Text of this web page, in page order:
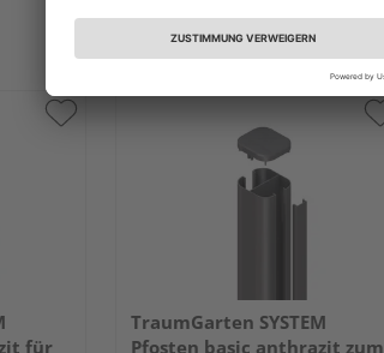
für
TraumGarten SYSTEM
Pfosten basic anthrazit zum